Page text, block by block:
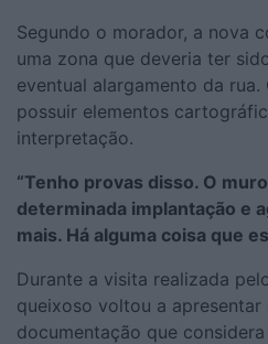
Segundo o morador, a nova
uma zona que deveria ter
eventual alargamento da
possuir elementos
interpretação.
“Tenho provas disso. O
determinada implantação e
mais. Há alguma coisa que
Durante a visita realizada
queixoso voltou a apresentar
documentação que